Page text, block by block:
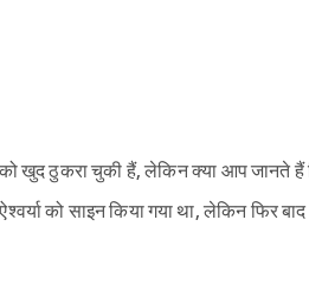
को खुद ठुकरा चुकी हैं, लेकिन क्या आप जानते
को साइन किया गया था, लेकिन फिर